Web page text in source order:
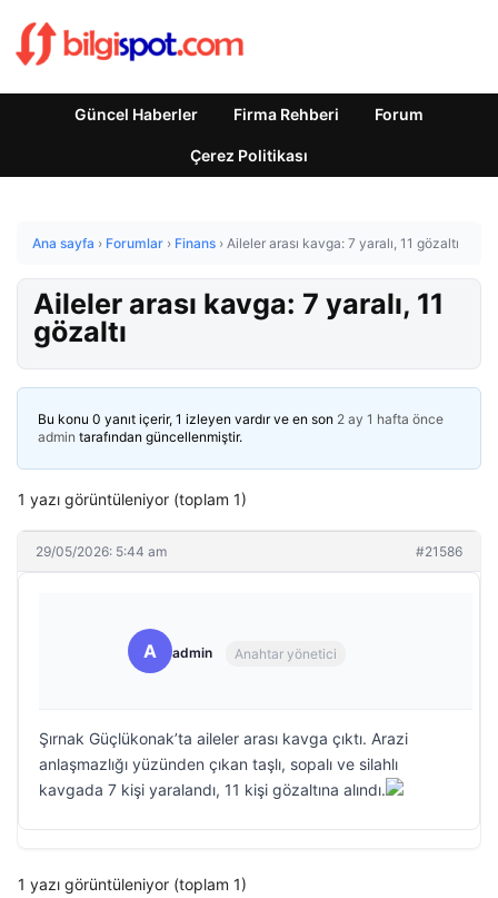
Güncel Haberler Firma Rehberi Forum
Çerez Politikası
Ana sayfa › Forumlar › Finans › Aileler arası kavga: 7 yaralı, 11 gözaltı
Aileler arası kavga: 7 yaralı, 11
gözaltı
Bu konu 0 yanıt içerir, 1 izleyen vardır ve en son 2 ay 1 hafta önce
admin tarafından güncellenmiştir.
1 yazı görüntüleniyor (toplam 1)
29/05/2026: 5:44 am #21586
A admin Anahtar yönetici
Şırnak Güçlükonak’ta aileler arası kavga çıktı. Arazi
anlaşmazlığı yüzünden çıkan taşlı, sopalı ve silahlı
kavgada 7 kişi yaralandı, 11 kişi gözaltına alındı.
1 yazı görüntüleniyor (toplam 1)